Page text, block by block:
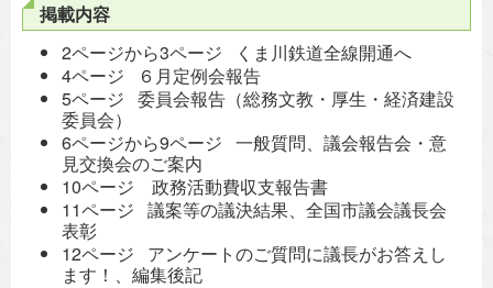
掲載内容
2ページから3ページ くま川鉄道全線開通へ
4ページ ６月定例会報告
5ページ 委員会報告（総務文教・厚生・経済建設
委員会）
6ページから9ページ 一般質問、議会報告会・意
見交換会のご案内
10ページ 政務活動費収支報告書
11ページ 議案等の議決結果、全国市議会議長会
表彰
12ページ アンケートのご質問に議長がお答えし
ます！、編集後記